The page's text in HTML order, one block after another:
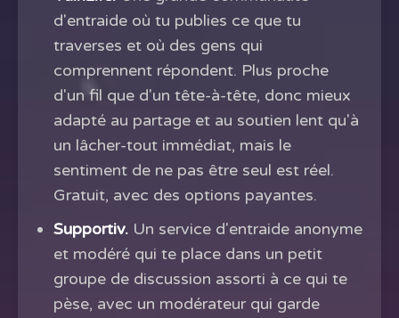
d'entraide où tu publies ce que tu
traverses et où des gens qui
comprennent répondent. Plus proche
d'un fil que d'un tête-à-tête, donc mieux
adapté au partage et au soutien lent qu'à
un lâcher-tout immédiat, mais le
sentiment de ne pas être seul est réel.
Gratuit, avec des options payantes.
Supportiv. Un service d'entraide anonyme
et modéré qui te place dans un petit
groupe de discussion assorti à ce qui te
pèse, avec un modérateur qui garde